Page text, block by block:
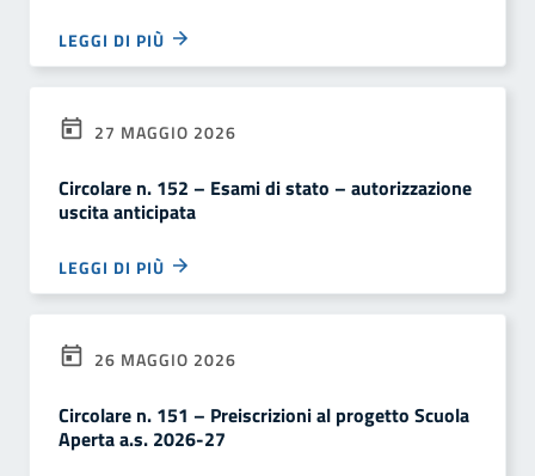
LEGGI DI PIÙ
27 MAGGIO 2026
Circolare n. 152 – Esami di stato – autorizzazione
uscita anticipata
LEGGI DI PIÙ
26 MAGGIO 2026
Circolare n. 151 – Preiscrizioni al progetto Scuola
Aperta a.s. 2026-27